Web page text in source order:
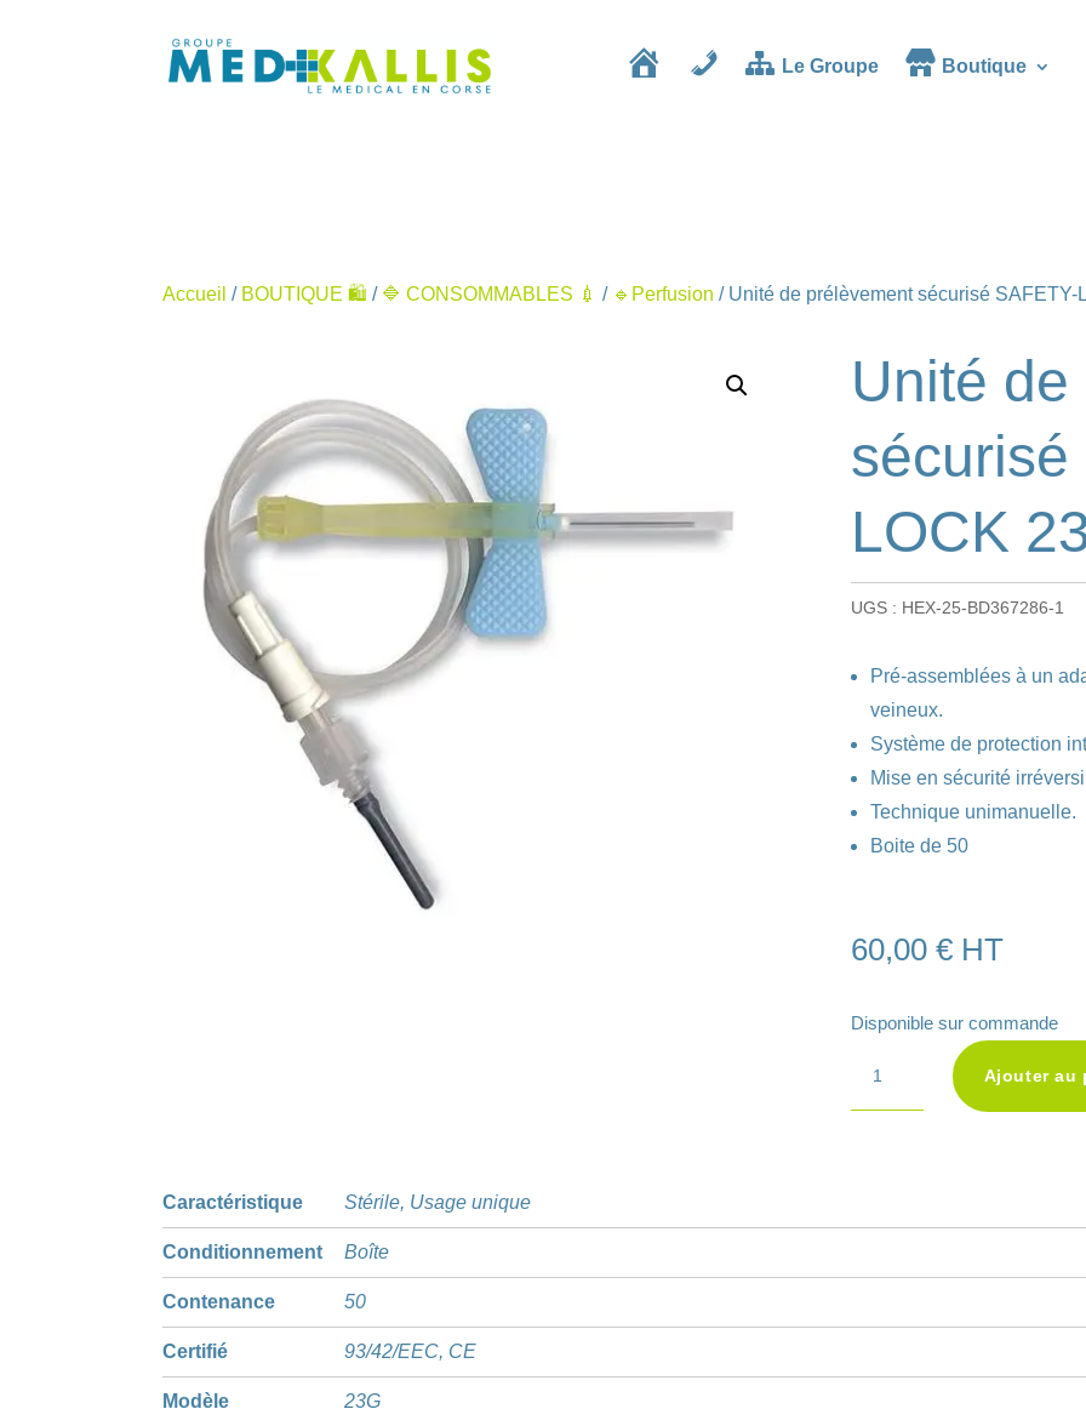
AccueilContact Le Groupe Boutique
Accueil / BOUTIQUE 🛍️ / 🔷 CONSOMMABLES 💉 / 🔹Perfusion / Unité de prélèvement sécurisé SAFETY-
Unité
sécurisé
LOCK
UGS : HEX-25-BD367286-1
Pré-assemblées à un
veineux.
Système de protection
Mise en sécurité
Technique unimanuelle.
Boite de 50
60,00 € HT
Disponible sur commande
sécurisé
23G
Ajouter au
Caractéristique Stérile, Usage unique
Conditionnement Boîte
Contenance 50
Certifié 93/42/EEC, CE
Modèle 23G